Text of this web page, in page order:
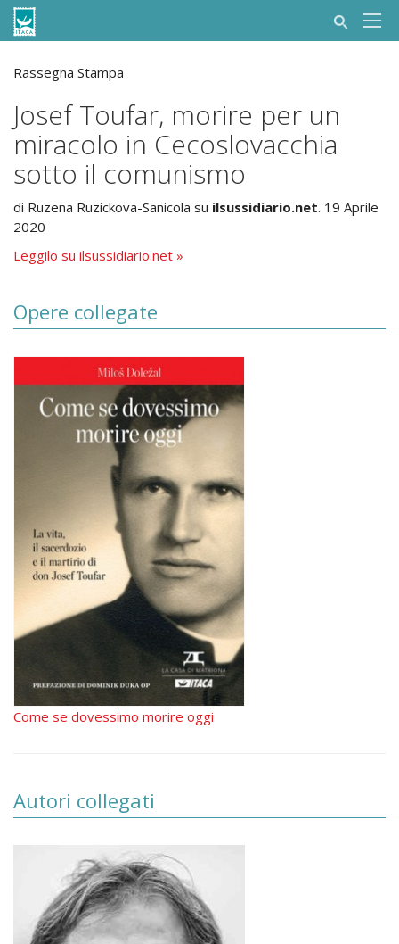
Rassegna Stampa
Josef Toufar, morire per un
miracolo in Cecoslovacchia
sotto il comunismo
di Ruzena Ruzickova-Sanicola su ilsussidiario.net. 19 Aprile
2020
Leggilo su ilsussidiario.net »
Opere collegate
Come se dovessimo morire oggi
Autori collegati